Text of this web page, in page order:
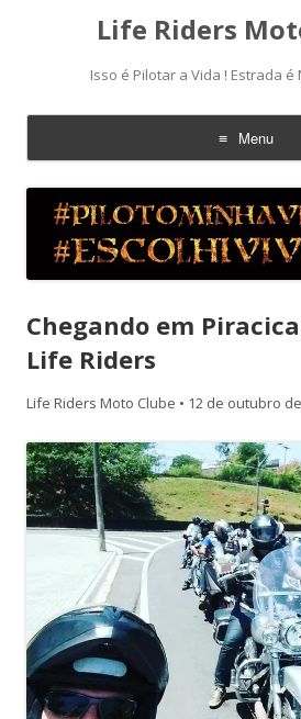
Life Riders
Isso é Pilotar a Vida ! Estrada é
Menu
Skip
to
content
Chegando em
Life Riders
Life Riders Moto Clube • 12 de outubro